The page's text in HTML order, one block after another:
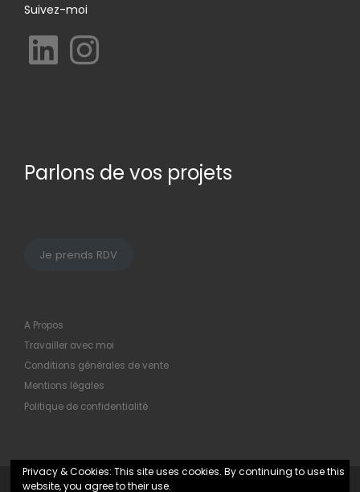
Suivez-moi
LinkedIn Instagram
Parlons de vos projets
Je prends RDV
A Propos
Travailler avec moi
Conditions générales de vente
Mentions légales
Politique de confidentialité
Privacy & Cookies: This site uses cookies. By continuing to use this
website, you agree to their use.